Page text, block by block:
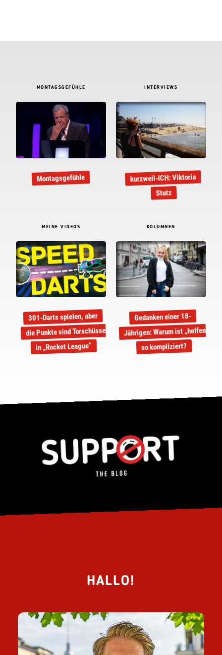
MONTAGSGEFÜHLE
Montagsgefühle
INTERVIEWS
kurzweil-ICH: Viktoria
Stutz
MEINE VIDEOS
301-Darts spielen, aber
die Punkte sind Torschüsse
in „Rocket League“
KOLUMNEN
Gedanken einer 18-
Jährigen: Warum ist „helfen“
so kompliziert?
HALLO!